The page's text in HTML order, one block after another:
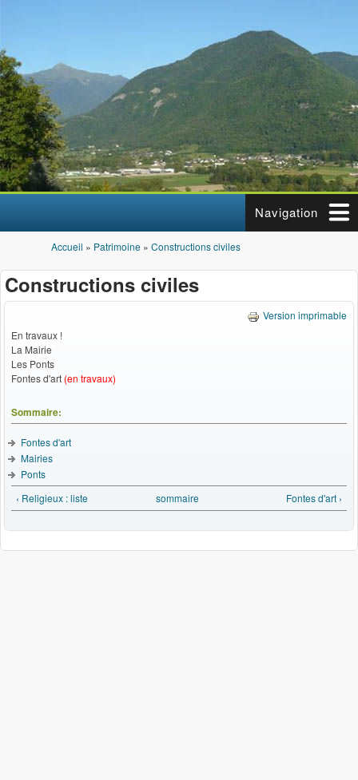
Navigation
Vous êtes ici
Accueil » Patrimoine » Constructions civiles
Constructions civiles
Version imprimable
En travaux !
La Mairie
Les Ponts
Fontes d'art (en travaux)
Sommaire:
Fontes d'art
Mairies
Ponts
‹ Religieux : liste
sommaire Fontes d'art ›